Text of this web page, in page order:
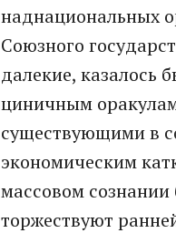
наднациональных
Союзного
далекие, казалось
циничным
существующими в
экономическим
массовом сознании
торжествуют